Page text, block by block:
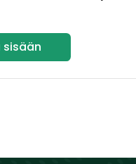
sisään